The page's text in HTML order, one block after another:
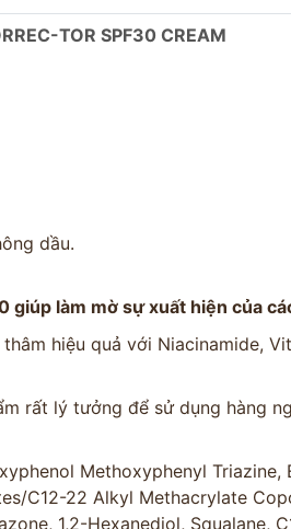
TOR SPF30 CREAM
dầu.
giúp làm mờ sự xuất hiện của
hiệu quả với Niacinamide,
rất lý tưởng để sử dụng hàng
Methoxyphenyl
C12-22 Alkyl Methacrylate
1,2-Hexanediol, Squalane,